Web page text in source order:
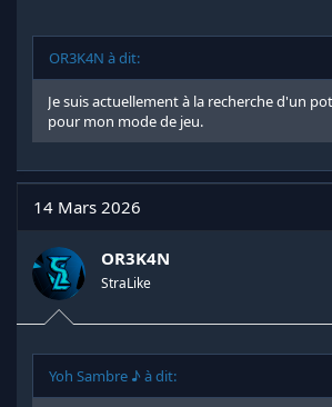
OR3K4N à dit:
Je suis actuellement à la recherche d'un
pour mon mode de jeu.
14 Mars 2026
OR3K4N
StraLike
Yoh Sambre ♪ à dit: